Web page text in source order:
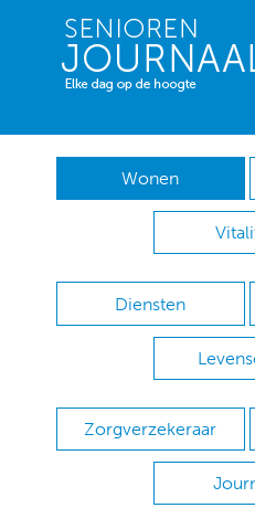
Wonen
Diensten
Zorgverzekeraar